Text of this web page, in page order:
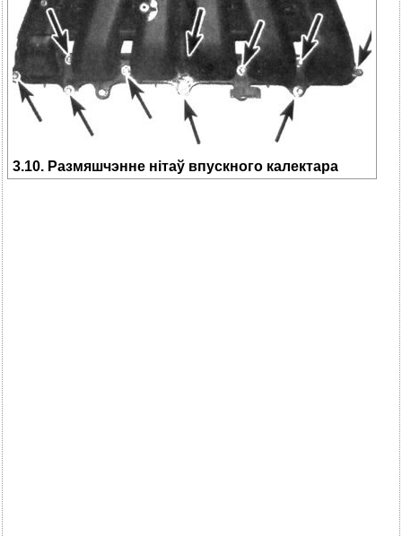
3.10. Размяшчэнне нітаў впускного калектара